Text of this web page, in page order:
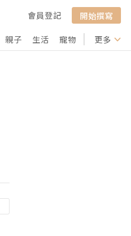
會員登記
開始撰寫
親子 生活 寵物 行山 打卡
更多